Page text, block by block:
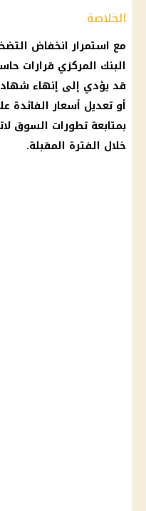
الخلاصة
مع استمرار انخفاض
البنك المركزي قرارات
قد يؤدي إلى إنهاء
أو تعديل أسعار الفائدة
بمتابعة تطورات السوق
خلال الفترة المقبلة.